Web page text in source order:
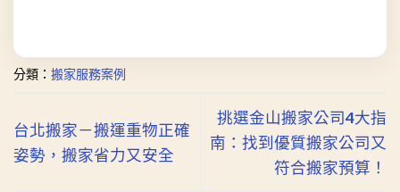
分類： 搬家服務案例
台北搬家－搬運重物正確
姿勢，搬家省力又安全
挑選金山搬家公司4大指
南：找到優質搬家公司又
符合搬家預算！